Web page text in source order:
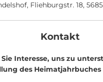
Fliehburgstr. 18,
Kontakt
Interesse, uns zu
des